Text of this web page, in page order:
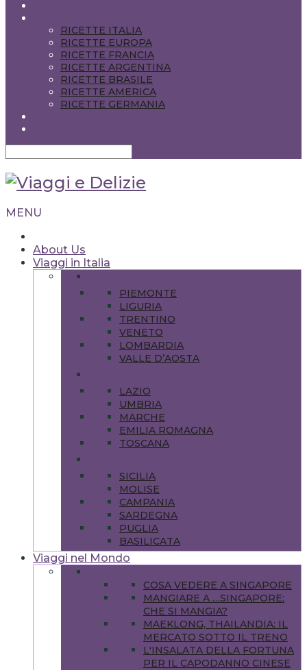
RICETTE ITALIA
RICETTE EUROPA
RICETTE FRANCIA
RICETTE ARGENTINA
RICETTE BRASILE
RICETTE AMERICA
RICETTE GERMANIA
MENU
About Us
Viaggi in Italia
PIEMONTE
LIGURIA
TRENTINO
VENETO
LOMBARDIA
VALLE D’AOSTA
LAZIO
UMBRIA
MARCHE
EMILIA ROMAGNA
TOSCANA
SICILIA
MOLISE
CAMPANIA
SARDEGNA
PUGLIA
BASILICATA
Viaggi nel Mondo
COSA VEDERE A SINGAPORE
MANGIARE A …SINGAPORE:
CHE SI MANGIA?
MAEKLONG, THAILANDIA: IL
MERCATO SOTTO IL TRENO
L'INSALATA DELLA FORTUNA
PER IL CAPODANNO CINESE